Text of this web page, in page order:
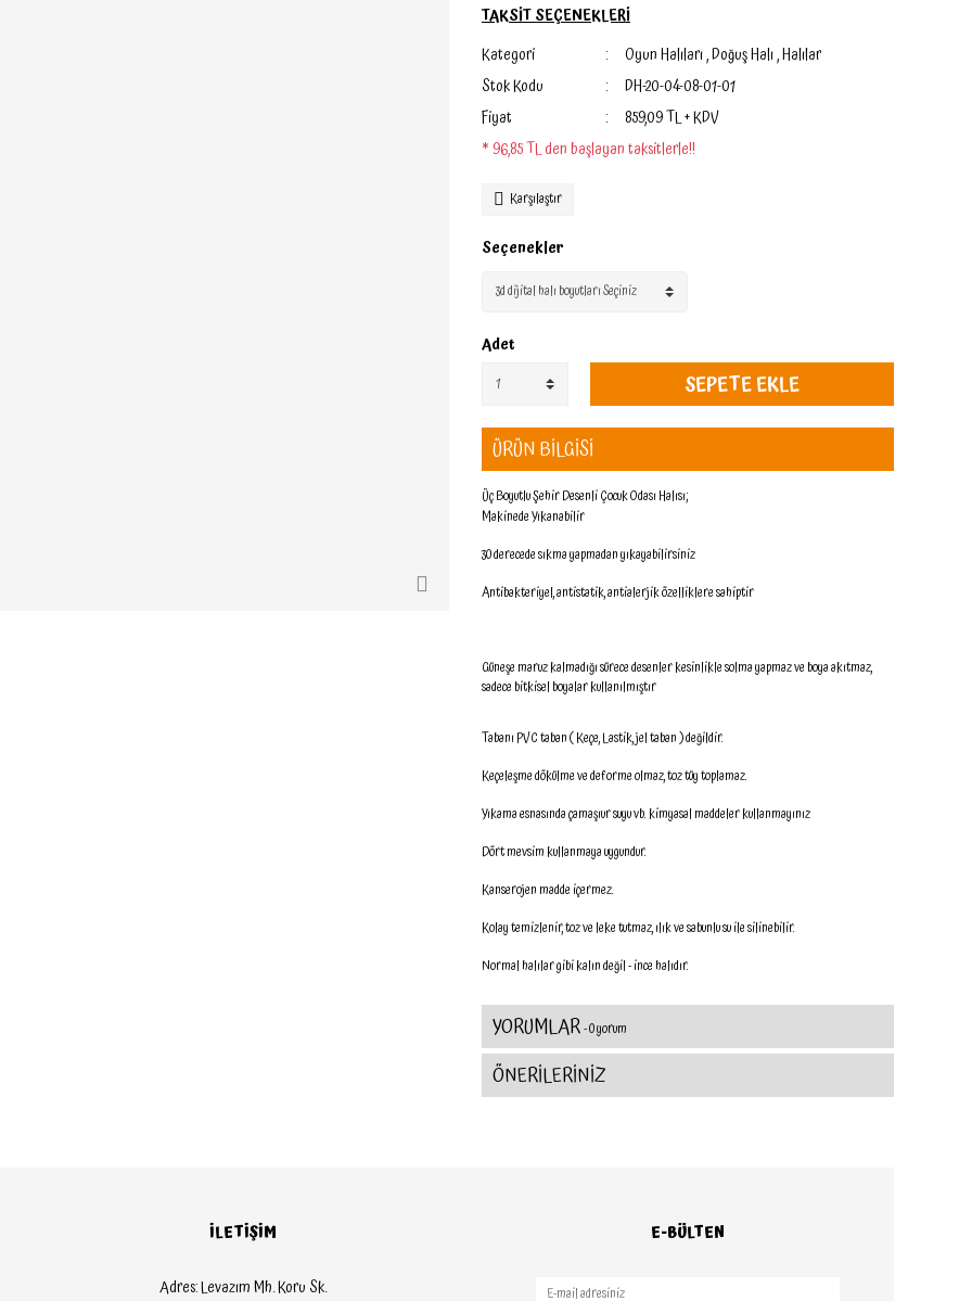
TAKSİT SEÇENEKLERİ
Kategori
Oyun Halıları,Doğuş Halı,Halılar
Stok Kodu
DH-20-04-08-01-01
Fiyat
859,09 TL + KDV
* 96,85 TL den başlayan taksitlerle!!
Karşılaştır
Seçenekler
Adet
SEPETE EKLE
ÜRÜN BİLGİSİ
Üç Boyutlu Şehir Desenli Çocuk Odası Halısı;
Makinede Yıkanabilir
30 derecede sıkma yapmadan yıkayabilirsiniz
Antibakteriyel, antistatik, antialerjik özelliklere sahiptir
Güneşe maruz kalmadığı sürece desenler kesinlikle solma yapmaz ve boya akıtmaz,
sadece bitkisel boyalar kullanılmıştır
Tabanı PVC taban ( Keçe, Lastik, jel taban ) değildir.
Keçeleşme dökülme ve deforme olmaz, toz tüy toplamaz.
Yıkama esnasında çamaşıur suyu vb. kimyasal maddeler kullanmayınız
Dört mevsim kullanmaya uygundur.
Kanserojen madde içermez.
Kolay temizlenir, toz ve leke tutmaz, ılık ve sabunlu su ile silinebilir.
Normal halılar gibi kalın değil - ince halıdır.
YORUMLAR- 0 yorum
ÖNERİLERİNİZ
İLETİŞİM
Adres: Levazım Mh. Koru Sk.
E-BÜLTEN